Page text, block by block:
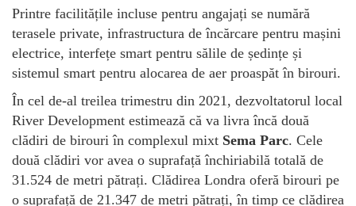
Printre facilitățile incluse pentru angajați se numără
terasele private, infrastructura de încărcare pentru mașini
electrice, interfețe smart pentru sălile de ședințe și
sistemul smart pentru alocarea de aer proaspăt în birouri.
În cel de-al treilea trimestru din 2021, dezvoltatorul local
River Development estimează că va livra încă două
clădiri de birouri în complexul mixt Sema Parc. Cele
două clădiri vor avea o suprafață închiriabilă totală de
31.524 de metri pătrați. Clădirea Londra oferă birouri pe
o suprafață de 21.347 de metri pătrați, în timp ce clădirea